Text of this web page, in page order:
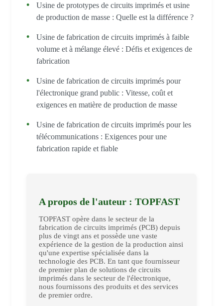
Usine de prototypes de circuits imprimés et usine
de production de masse : Quelle est la différence ?
Usine de fabrication de circuits imprimés à faible
volume et à mélange élevé : Défis et exigences de
fabrication
Usine de fabrication de circuits imprimés pour
l'électronique grand public : Vitesse, coût et
exigences en matière de production de masse
Usine de fabrication de circuits imprimés pour les
télécommunications : Exigences pour une
fabrication rapide et fiable
A propos de l'auteur : TOPFAST
TOPFAST opère dans le secteur de la
fabrication de circuits imprimés (PCB) depuis
plus de vingt ans et possède une vaste
expérience de la gestion de la production ainsi
qu'une expertise spécialisée dans la
technologie des PCB. En tant que fournisseur
de premier plan de solutions de circuits
imprimés dans le secteur de l'électronique,
nous fournissons des produits et des services
de premier ordre.